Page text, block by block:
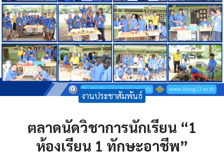
งานประชาสัมพันธ์
ตลาดนัดวิชาการนักเรียน “1
ห้องเรียน 1 ทักษะอาชีพ”